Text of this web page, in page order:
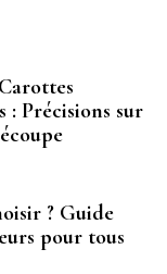
: Précisions sur
? Guide
pour tous